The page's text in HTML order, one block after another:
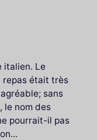
italien. Le
repas était très
sans
le nom des
pourrait-il pas